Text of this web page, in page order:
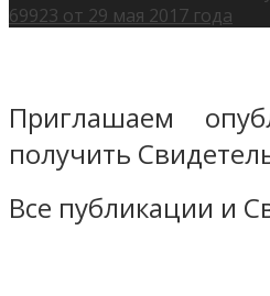
69923 от 29 мая 2017 года
Приглашаем
получить
Все публикации и